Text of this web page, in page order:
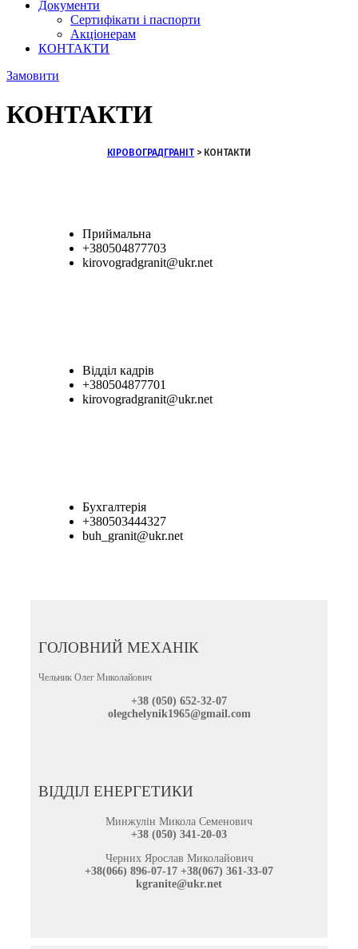
Документи
Сертифікати і паспорти
Акціонерам
КОНТАКТИ
Замовити
КОНТАКТИ
КІРОВОГРАДГРАНІТ > КОНТАКТИ
Приймальна
+380504877703
kirovogradgranit@ukr.net
Відділ кадрів
+380504877701
kirovogradgranit@ukr.net
Бухгалтерія
+380503444327
buh_granit@ukr.net
ГОЛОВНИЙ МЕХАНІК
Чельник Олег Миколайович
+38 (050) 652-32-07
olegchelynik1965@gmail.com
ВІДДІЛ ЕНЕРГЕТИКИ
Минжулін Микола Семенович
+38 (050) 341-20-03
Черних Ярослав Миколайович
+38(066) 896-07-17 +38(067) 361-33-07
kgranite@ukr.net